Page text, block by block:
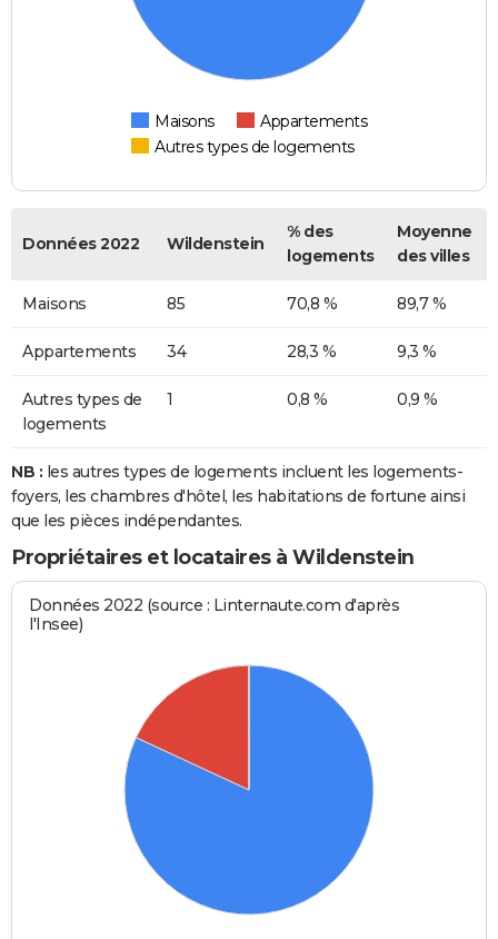
Maisons
Appartements
Autres types de logements
Données 2022 Wildenstein
% des
logements
Moyenne
des villes
Maisons 85 70,8 % 89,7 %
Appartements 34 28,3 % 9,3 %
Autres types de
logements
1 0,8 % 0,9 %
NB : les autres types de logements incluent les logements-
foyers, les chambres d'hôtel, les habitations de fortune ainsi
que les pièces indépendantes.
Propriétaires et locataires à Wildenstein
Données 2022 (source : Linternaute.com d'après
l'Insee)